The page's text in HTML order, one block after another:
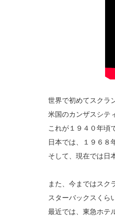
世界で初めてスクラ
米国のカンザスシテ
これが１９４０年頃
日本では、１９６８
そして、現在では日
また、今まではスク
スターバックスくら
最近では、東急ホテ